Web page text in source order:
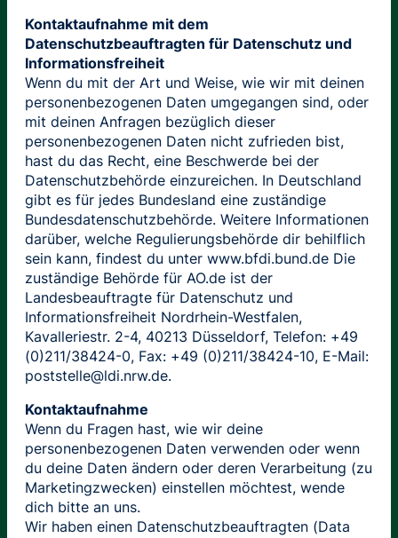
Kontaktaufnahme mit dem
Datenschutzbeauftragten für Datenschutz und
Informationsfreiheit
Wenn du mit der Art und Weise, wie wir mit deinen
personenbezogenen Daten umgegangen sind, oder
mit deinen Anfragen bezüglich dieser
personenbezogenen Daten nicht zufrieden bist,
hast du das Recht, eine Beschwerde bei der
Datenschutzbehörde einzureichen. In Deutschland
gibt es für jedes Bundesland eine zuständige
Bundesdatenschutzbehörde. Weitere Informationen
darüber, welche Regulierungsbehörde dir behilflich
sein kann, findest du unter www.bfdi.bund.de Die
zuständige Behörde für AO.de ist der
Landesbeauftragte für Datenschutz und
Informationsfreiheit Nordrhein-Westfalen,
Kavalleriestr. 2-4, 40213 Düsseldorf, Telefon: +49
(0)211/38424-0, Fax: +49 (0)211/38424-10, E-Mail:
poststelle@ldi.nrw.de.
Kontaktaufnahme
Wenn du Fragen hast, wie wir deine
personenbezogenen Daten verwenden oder wenn
du deine Daten ändern oder deren Verarbeitung (zu
Marketingzwecken) einstellen möchtest, wende
dich bitte an uns.
Wir haben einen Datenschutzbeauftragten (Data